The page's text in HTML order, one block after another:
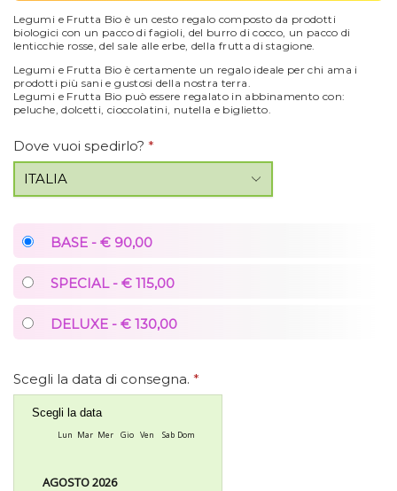
Legumi e Frutta Bio è un cesto regalo composto da prodotti
biologici con un pacco di fagioli, del burro di cocco, un pacco di
lenticchie rosse, del sale alle erbe, della frutta di stagione.
Legumi e Frutta Bio è certamente un regalo ideale per chi ama i
prodotti più sani e gustosi della nostra terra.
Legumi e Frutta Bio può essere regalato in abbinamento con:
peluche, dolcetti, cioccolatini, nutella e biglietto.
Dove vuoi spedirlo? *
BASE - € 90,00
SPECIAL - € 115,00
DELUXE - € 130,00
Scegli la data di consegna. *
Scegli la data
Lun Mar Mer Gio Ven Sab Dom
AGOSTO 2026